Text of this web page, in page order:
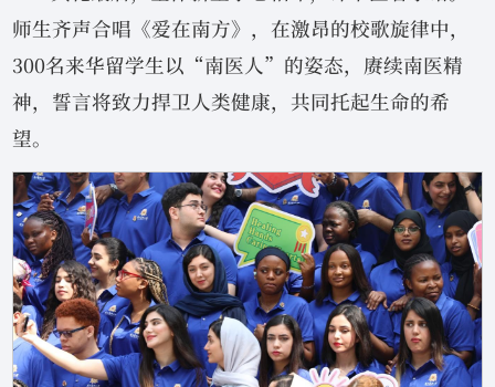
师生齐声合唱《爱在南方》，在激昂的校歌旋律中，
300名来华留学生以“南医人”的姿态，赓续南医精
神，誓言将致力捍卫人类健康，共同托起生命的希
望。